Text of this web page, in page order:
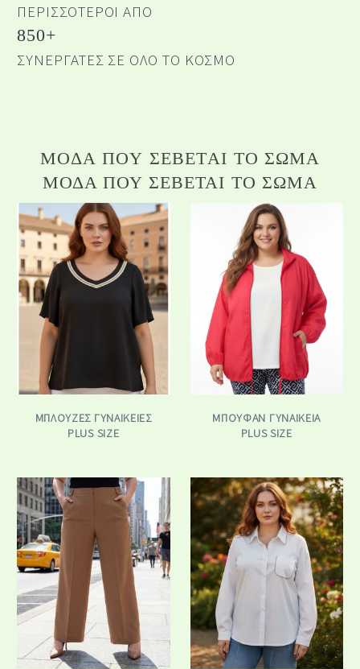
ΠΕΡΙΣΣΌΤΕΡΟΙ ΑΠΌ
850+
ΣΥΝΕΡΓΆΤΕΣ ΣΕ ΌΛΟ ΤΟ ΚΌΣΜΟ
ΜΌΔΑ ΠΟΥ ΣΈΒΕΤΑΙ ΤΟ ΣΏΜΑ
ΜΌΔΑ ΠΟΥ ΣΈΒΕΤΑΙ ΤΟ ΣΏΜΑ
ΜΠΛΟΎΖΕΣ ΓΥΝΑΙΚΕΊΕΣ
PLUS SIZE
ΜΠΟΥΦΆΝ ΓΥΝΑΙΚΕΊΑ
PLUS SIZE